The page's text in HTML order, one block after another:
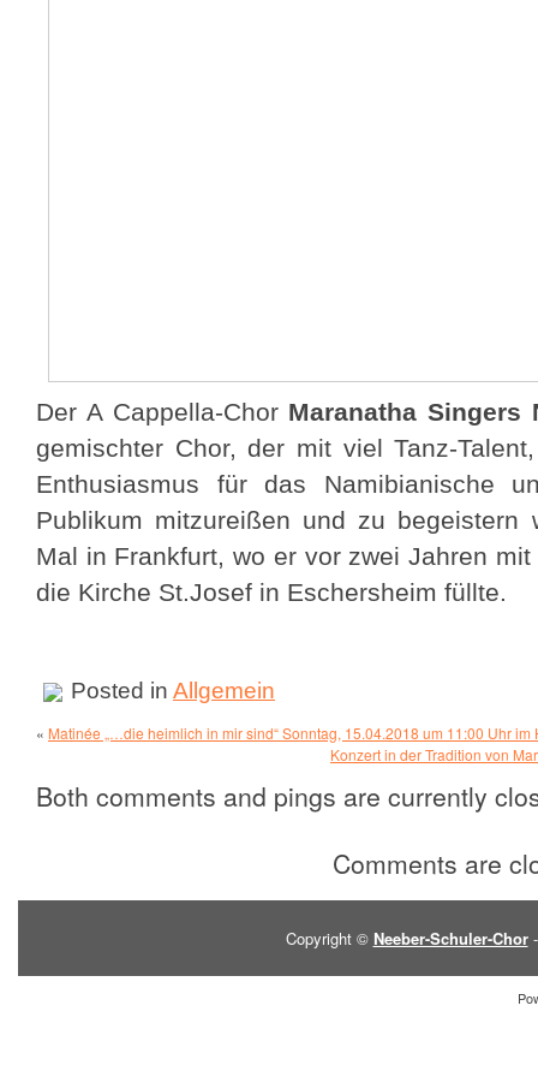
Der A Cappella-Chor Maranatha Singers
gemischter Chor, der mit viel Tanz-
Enthusiasmus für das Namibianische
Publikum mitzureißen und zu
Mal in Frankfurt, wo er vor zwei Jahren
die Kirche St.Josef in Eschersheim füllte.
Posted in Allgemein
« Matinée „…die heimlich in mir sind“ Sonntag, 15.04.2018 um 11:00 Uhr im
Konzert in der Tradition von
Both comments and pings are currently
Comments are
Copyright © Neeber-Schuler-Chor-